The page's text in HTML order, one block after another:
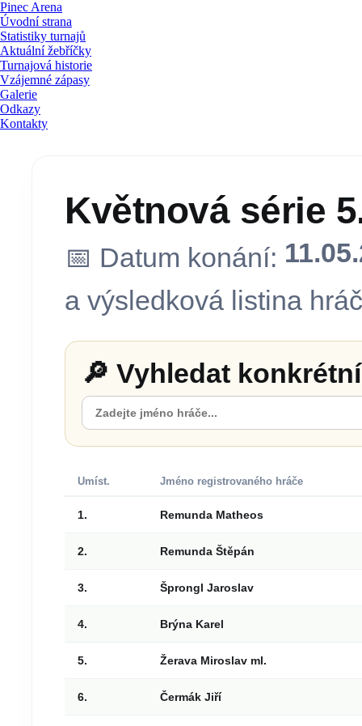
Pinec Arena
Úvodní strana
Statistiky turnajů
Aktuální žebříčky
Turnajová historie
Vzájemné zápasy
Galerie
Odkazy
Kontakty
Květnová série
📅 Datum konání:
a výsledková listina
🔎 Vyhledat
Umíst. Jméno registrovaného hráče
1. Remunda Matheos
2. Remunda Štěpán
3. Šprongl Jaroslav
4. Brýna Karel
5. Žerava Miroslav ml.
6. Čermák Jiří